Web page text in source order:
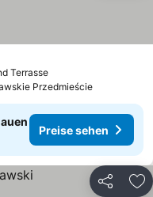
Terrasse
Przedmieście
Preise sehen
Teilen